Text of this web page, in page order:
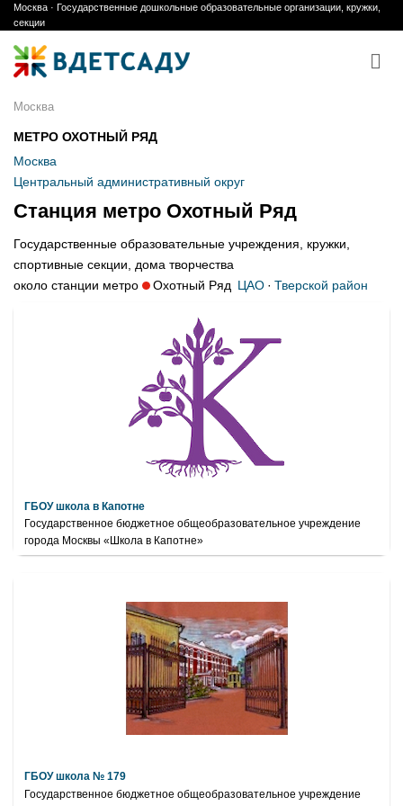
Skip
to
content
Москва · Государственные дошкольные образовательные организации, кружки,
секции
Москва
МЕТРО ОХОТНЫЙ РЯД
Москва
Центральный административный округ
Станция метро Охотный Ряд
Государственные образовательные учреждения, кружки,
спортивные секции, дома творчества
около станции метро
Охотный Ряд ЦАО· Тверской район
ГБОУ школа в Капотне
Государственное бюджетное общеобразовательное учреждение
города Москвы «Школа в Капотне»
ГБОУ школа № 179
Государственное бюджетное общеобразовательное учреждение